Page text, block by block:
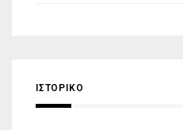
ΙΣΤΟΡΙΚΌ